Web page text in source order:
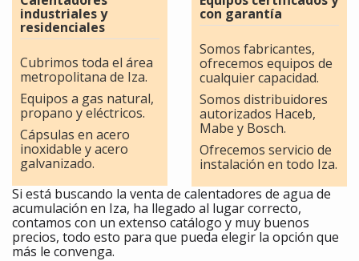
industriales y
residenciales
Cubrimos toda el área
metropolitana de Iza.
Equipos a gas natural,
propano y eléctricos.
Cápsulas en acero
inoxidable y acero
galvanizado.
con garantía
Somos fabricantes,
ofrecemos equipos de
cualquier capacidad.
Somos distribuidores
autorizados Haceb,
Mabe y Bosch.
Ofrecemos servicio de
instalación en todo Iza.
Si está buscando la venta de calentadores de agua de
acumulación en Iza, ha llegado al lugar correcto,
contamos con un extenso catálogo y muy buenos
precios, todo esto para que pueda elegir la opción que
más le convenga.